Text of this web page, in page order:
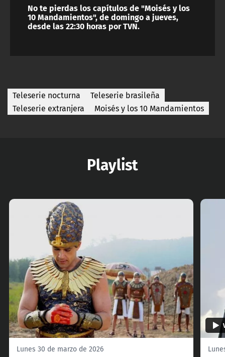
No te pierdas los capítulos de "Moisés y los
10 Mandamientos", de domingo a jueves,
desde las 22:30 horas por TVN.
Teleserie nocturna
Teleserie brasileña
Teleserie extranjera
Moisés y los 10 Mandamientos
Playlist
Lunes 30 de marzo de 2026